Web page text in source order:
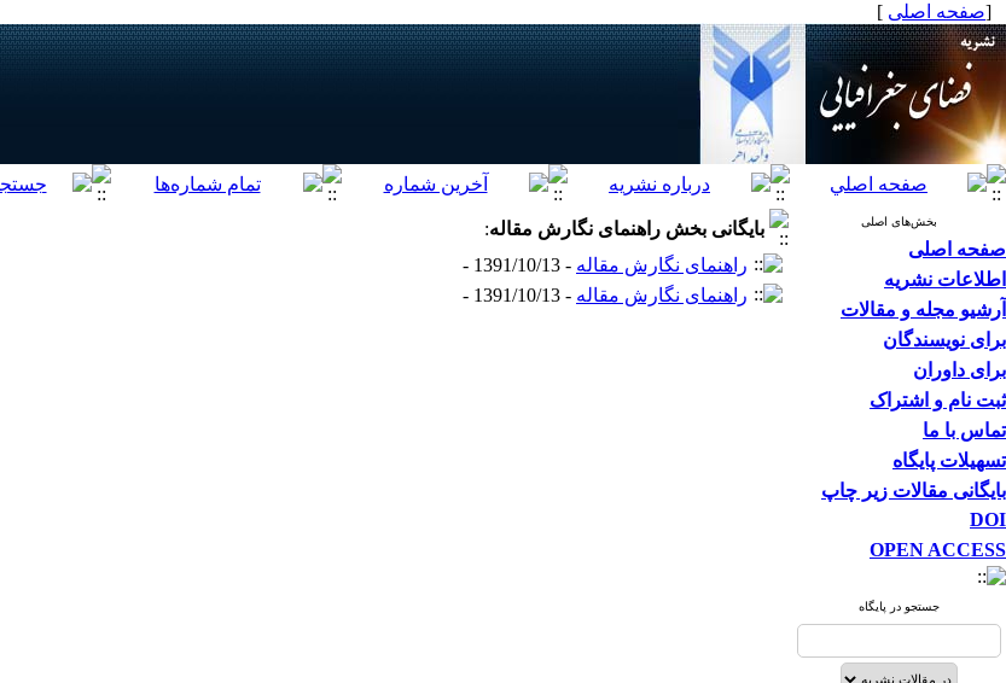
[صفحه اصلی ]
بخش‌های اصلی
صفحه اصلی
اطلاعات نشریه
آرشیو مجله و مقالات
برای نویسندگان
برای داوران
ثبت نام و اشتراک
تماس با ما
تسهیلات پایگاه
بایگانی مقالات زیر چاپ
DOI
OPEN ACCESS
جستجو در پایگاه
بایگانی بخش راهنمای نگارش مقاله:
راهنمای نگارش مقاله - 1391/10/13 -
راهنمای نگارش مقاله - 1391/10/13 -